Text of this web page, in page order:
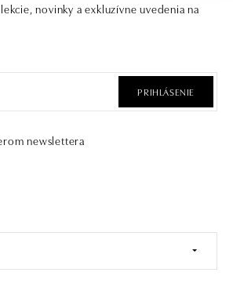
novinky a exkluzívne uvedenia na
PRIHLÁSENIE
newslettera